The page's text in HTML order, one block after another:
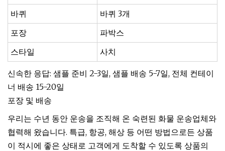
바퀴
바퀴 3개
포장
파박스
스타일
사치
신속한 응답: 샘플 준비 2-3일, 샘플 배송 5-7일, 전체 컨테이
너 배송 15-20일
포장 및 배송
우리는 수년 동안 운송을 조직해 온 숙련된 화물 운송업체와
협력해 왔습니다. 특급, 항공, 해상 등 어떤 방법으로든 상품
이 적시에 좋은 상태로 고객에게 도착할 수 있도록 상품의